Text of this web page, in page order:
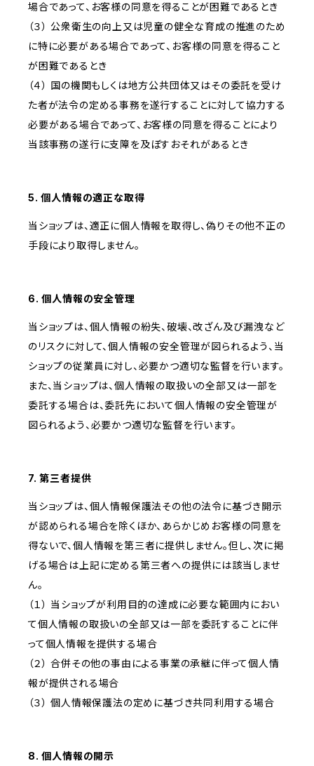
場合であって、お客様の同意を得ることが困難であるとき
（３） 公衆衛生の向上又は児童の健全な育成の推進のため
に特に必要がある場合であって、お客様の同意を得ること
が困難であるとき
（４） 国の機関もしくは地方公共団体又はその委託を受け
た者が法令の定める事務を遂行することに対して協力する
必要がある場合であって、お客様の同意を得ることにより
当該事務の遂行に支障を及ぼすおそれがあるとき
5. 個人情報の適正な取得
当ショップは、適正に個人情報を取得し、偽りその他不正の
手段により取得しません。
6. 個人情報の安全管理
当ショップは、個人情報の紛失、破壊、改ざん及び漏洩など
のリスクに対して、個人情報の安全管理が図られるよう、当
ショップの従業員に対し、必要かつ適切な監督を行います。
また、当ショップは、個人情報の取扱いの全部又は一部を
委託する場合は、委託先において個人情報の安全管理が
図られるよう、必要かつ適切な監督を行います。
7. 第三者提供
当ショップは、個人情報保護法その他の法令に基づき開示
が認められる場合を除くほか、あらかじめお客様の同意を
得ないで、個人情報を第三者に提供しません。但し、次に掲
げる場合は上記に定める第三者への提供には該当しませ
ん。
（１） 当ショップが利用目的の達成に必要な範囲内におい
て個人情報の取扱いの全部又は一部を委託することに伴
って個人情報を提供する場合
（２） 合併その他の事由による事業の承継に伴って個人情
報が提供される場合
（３） 個人情報保護法の定めに基づき共同利用する場合
8. 個人情報の開示